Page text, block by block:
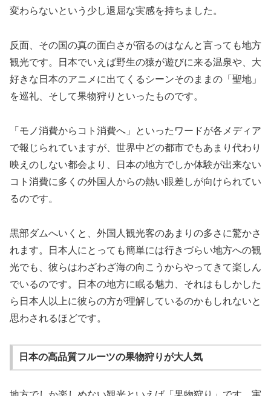
変わらないという少し退屈な実感を持ちました。
反面、その国の真の面白さが宿るのはなんと言っても地方
観光です。日本でいえば野生の猿が遊びに来る温泉や、大
好きな日本のアニメに出てくるシーンそのままの「聖地」
を巡礼、そして果物狩りといったものです。
「モノ消費からコト消費へ」といったワードが各メディア
で報じられていますが、世界中どの都市でもあまり代わり
映えのしない都会より、日本の地方でしか体験が出来ない
コト消費に多くの外国人からの熱い眼差しが向けられてい
るのです。
黒部ダムへいくと、外国人観光客のあまりの多さに驚かさ
れます。日本人にとっても簡単には行きづらい地方への観
光でも、彼らはわざわざ海の向こうからやってきて楽しん
でいるのです。日本の地方に眠る魅力、それはもしかした
ら日本人以上に彼らの方が理解しているのかもしれないと
思わされるほどです。
日本の高品質フルーツの果物狩りが大人気